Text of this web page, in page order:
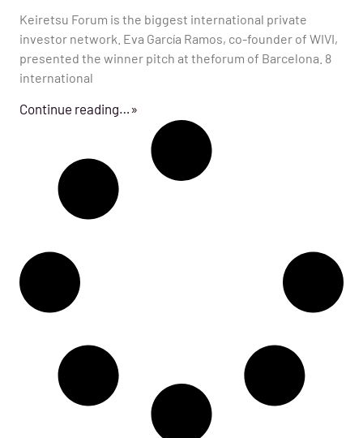
Keiretsu Forum is the biggest international private
investor network. Eva García Ramos, co-founder of WIVI,
presented the winner pitch at theforum of Barcelona. 8
international
Continue reading…»